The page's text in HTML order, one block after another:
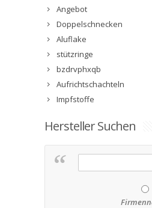
Angebot
Doppelschnecken
Aluflake
stützringe
bzdrvphxqb
Aufrichtschachteln
Impfstoffe
Hersteller Suchen